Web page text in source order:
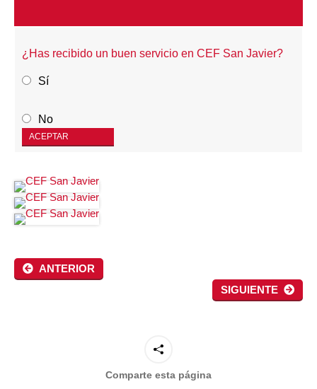
¿Has recibido un buen servicio en CEF San Javier?
Sí
No
ACEPTAR
ANTERIOR
SIGUIENTE
Comparte esta página